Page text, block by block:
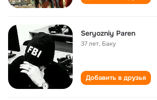
Seryozniy Paren
37 лет, Баку
Добавить в друзья